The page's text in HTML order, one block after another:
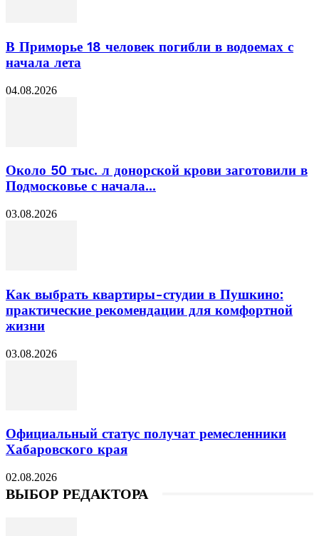
В Приморье 18 человек погибли в водоемах с
начала лета
04.08.2026
Около 50 тыс. л донорской крови заготовили в
Подмосковье с начала...
03.08.2026
Как выбрать квартиры-студии в Пушкино:
практические рекомендации для комфортной
жизни
03.08.2026
Официальный статус получат ремесленники
Хабаровского края
02.08.2026
ВЫБОР РЕДАКТОРА